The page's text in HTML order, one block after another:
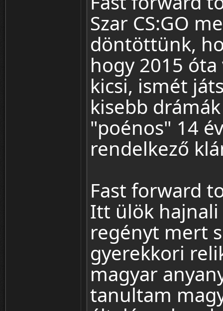
Szar CS:GO
döntöttünk,
hogy 2015
kicsi, ismét
kisebb
"poénos" 14
rendelkező
Fast forward
Itt ülök hajnali
regényt mert
gyerekkori
magyar
tanultam